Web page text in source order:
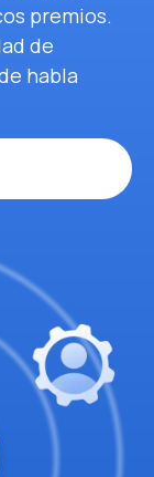
premios.
de
habla